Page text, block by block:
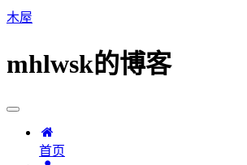
木屋
mhlwsk的博客
首页